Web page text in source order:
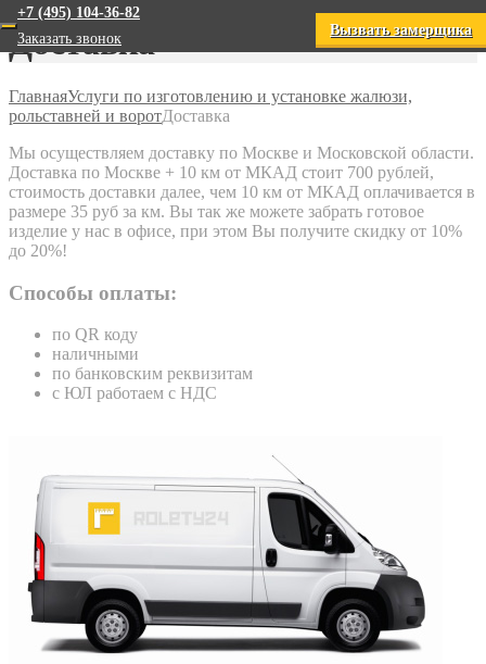
+7 (495) 104-36-82
Заказать звонок
Вызвать замерщика
Доставка
ГлавнаяУслуги по изготовлению и установке жалюзи,
рольставней и воротДоставка
Мы осуществляем доставку по Москве и Московской области.
Доставка по Москве + 10 км от МКАД стоит 700 рублей,
стоимость доставки далее, чем 10 км от МКАД оплачивается в
размере 35 руб за км. Вы так же можете забрать готовое
изделие у нас в офисе, при этом Вы получите скидку от 10%
до 20%!
Способы оплаты:
по QR коду
наличными
по банковским реквизитам
с ЮЛ работаем с НДС